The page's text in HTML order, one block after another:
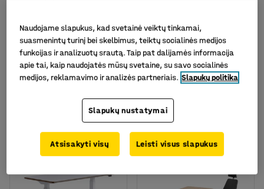
Reguliuojamo aukščio
stalas NOVUS,
1200x600mm, juodos
kojos, pilkas
Prekės kodas:120033
PIRKTI
Baldų komplektas:
stalas Nomad ir biuro
kėdė Milton
Prekės kodas:110239
455.-€
Be PVM
Komplektas
Naudojame slapukus, kad svetainė veiktų tinkamai,
suasmenintų turinį bei skelbimus, teiktų socialinės medijos
funkcijas ir analizuotų srautą. Taip pat dalijamės informacija
apie tai, kaip naudojatės mūsų svetaine, su savo socialinės
medijos, reklamavimo ir analizės partneriais. Slapukų politika
Slapukų nustatymai
Atsisakyti visų Leisti visus slapukus